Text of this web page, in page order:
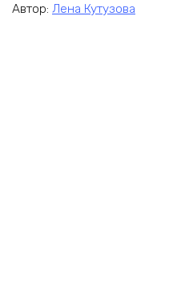
Автор: Лена Кутузова